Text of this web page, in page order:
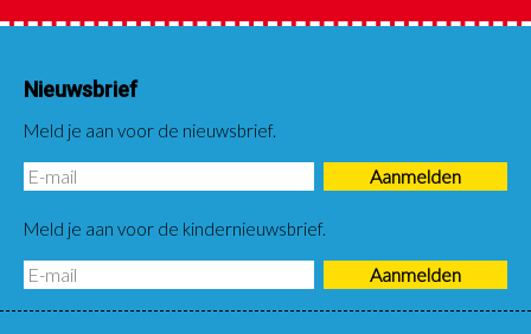
Nieuwsbrief
Meld je aan voor de nieuwsbrief.
Meld je aan voor de kindernieuwsbrief.